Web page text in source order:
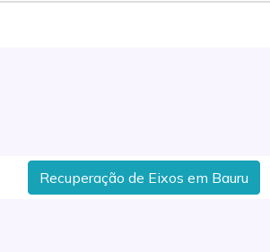
Recuperação de Eixos em Bauru